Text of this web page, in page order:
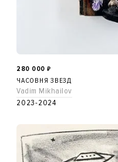
280 000 ₽
ЧАСОВНЯ ЗВЕЗД
Vadim Mikhailov
2023-2024